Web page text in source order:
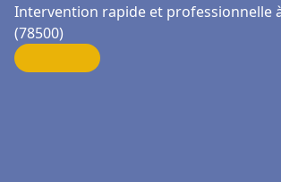
Intervention rapide et professionnelle
(78500)